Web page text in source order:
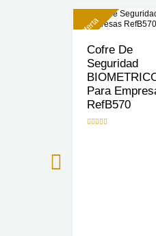
Oferta
Cofre De
Seguridad
Para
RefB570